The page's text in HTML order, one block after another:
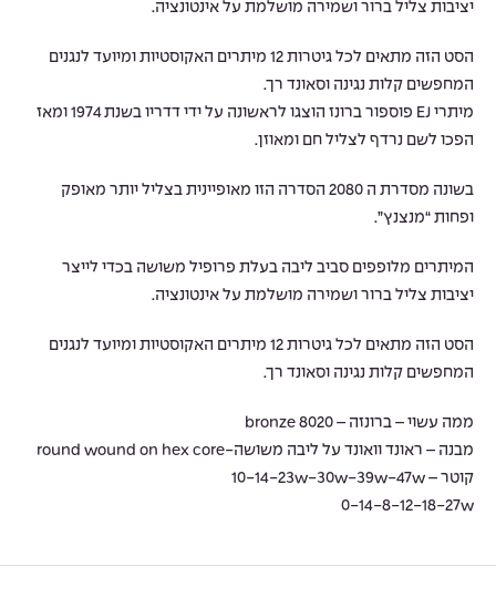
יציבות צליל ברור ושמירה מושלמת על אינטונציה.
הסט הזה מתאים לכל גיטרות 12 מיתרים האקוסטיות ומיועד לנגנים
המחפשים קלות נגינה וסאונד רך.
מיתרי EJ פוספור ברונז הוצגו לראשונה על ידי דדריו בשנת 1974 ומאז
הפכו לשם נרדף לצליל חם ומאוזן.
בשונה מסדרת ה 2080 הסדרה הזו מאופיינית בצליל יותר מאופק
ופחות “מנצנץ”.
המיתרים מלופפים סביב ליבה בעלת פרופיל משושה בכדי לייצר
יציבות צליל ברור ושמירה מושלמת על אינטונציה.
הסט הזה מתאים לכל גיטרות 12 מיתרים האקוסטיות ומיועד לנגנים
המחפשים קלות נגינה וסאונד רך.
ממה עשוי – ברונזה – bronze 8020
מבנה – ראונד וואונד על ליבה משושה-round wound on hex core
קוטר – 10-14-23w-30w-39w-47w
0-14-8-12-18-27w